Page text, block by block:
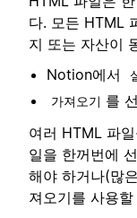
다. 모든 HTML
지 또는 자산이
Notion에서
가져오기 를
여러 HTML 파
일을 한꺼번에
해야 하거나(많
져오기를 사용